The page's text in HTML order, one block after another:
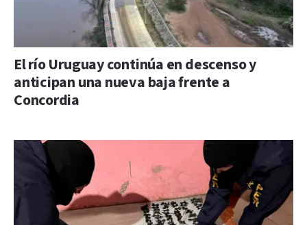
El río Uruguay continúa en descenso y
anticipan una nueva baja frente a
Concordia